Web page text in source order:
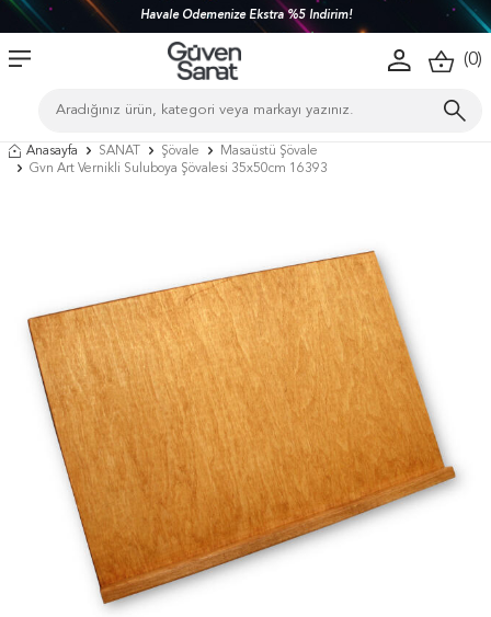
Havale Ödemenize Ekstra %5 İndirim!
(0)
Anasayfa SANAT Şövale
Masaüstü Şövale
Gvn Art Vernikli Suluboya Şövalesi 35x50cm 16393